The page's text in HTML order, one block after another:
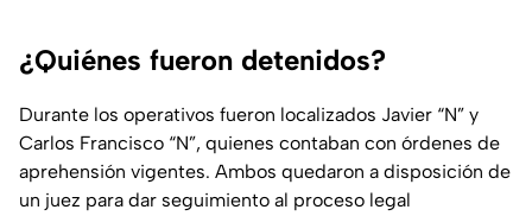
¿Quiénes fueron detenidos?
Durante los operativos fueron localizados Javier “N” y
Carlos Francisco “N”, quienes contaban con órdenes de
aprehensión vigentes. Ambos quedaron a disposición de
un juez para dar seguimiento al proceso legal